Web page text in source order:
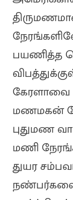
பயணித்த
மணமகன்
புதுமண
மணி
துயர
நண்பர்களை